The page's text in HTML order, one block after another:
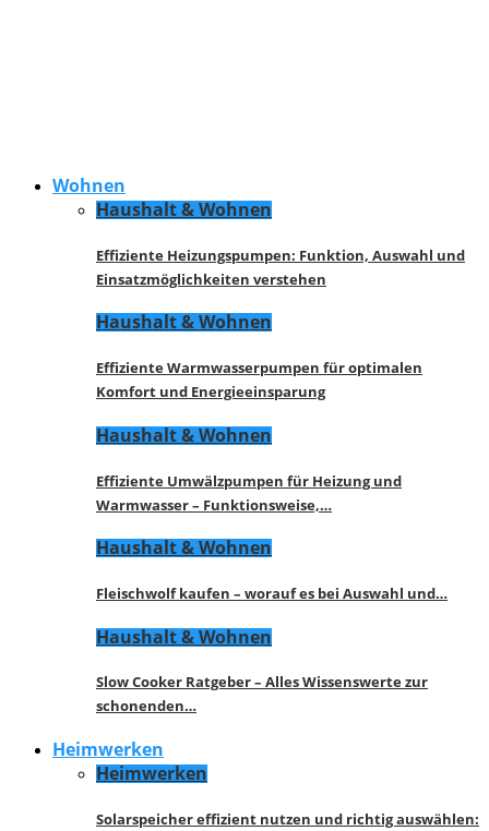
Wohnen
Haushalt & Wohnen
Effiziente Heizungspumpen: Funktion, Auswahl und
Einsatzmöglichkeiten verstehen
Haushalt & Wohnen
Effiziente Warmwasserpumpen für optimalen
Komfort und Energieeinsparung
Haushalt & Wohnen
Effiziente Umwälzpumpen für Heizung und
Warmwasser – Funktionsweise,…
Haushalt & Wohnen
Fleischwolf kaufen – worauf es bei Auswahl und…
Haushalt & Wohnen
Slow Cooker Ratgeber – Alles Wissenswerte zur
schonenden…
Heimwerken
Heimwerken
Solarspeicher effizient nutzen und richtig auswählen: